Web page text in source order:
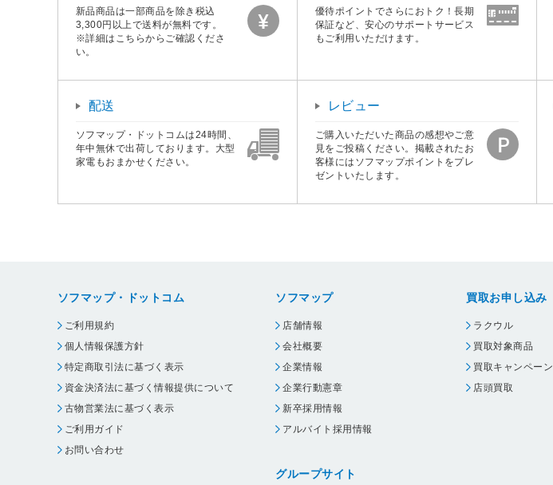
新品商品は一部商品を除き税込
3,300円以上で送料が無料です。
※詳細はこちらからご確認くださ
い。
優待ポイントでさらにおトク！長期
保証など、安心のサポートサービス
もご利用いただけます。
配送
ソフマップ・ドットコムは24時間、
年中無休で出荷しております。大型
家電もおまかせください。
レビュー
ご購入いただいた商品の感想やご意
見をご投稿ください。掲載されたお
客様にはソフマップポイントをプレ
ゼントいたします。
ソフマップ・ドットコム
ご利用規約
個人情報保護方針
特定商取引法に基づく表示
資金決済法に基づく情報提供について
古物営業法に基づく表示
ご利用ガイド
お問い合わせ
ソフマップ
店舗情報
会社概要
企業情報
企業行動憲章
新卒採用情報
アルバイト採用情報
グループサイト
買取お申し込み
ラクウル
買取対象商品
買取キャンペーン
店頭買取